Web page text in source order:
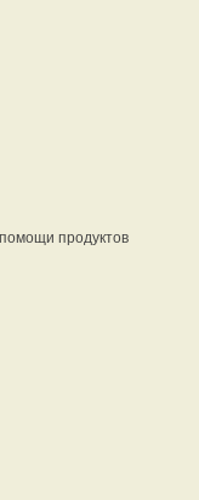
продуктов